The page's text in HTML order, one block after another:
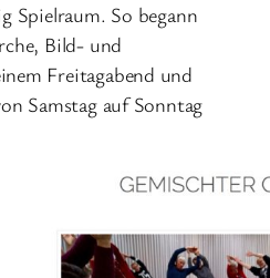
Spielraum. So begann
Bild- und
Freitagabend und
Samstag auf Sonntag